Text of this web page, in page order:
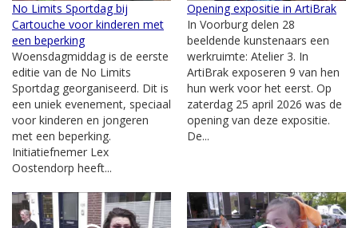
No Limits Sportdag bij
Cartouche voor kinderen met
een beperking
Woensdagmiddag is de eerste
editie van de No Limits
Sportdag georganiseerd. Dit is
een uniek evenement, speciaal
voor kinderen en jongeren
met een beperking.
Initiatiefnemer Lex
Oostendorp heeft...
Opening expositie in ArtiBrak
In Voorburg delen 28
beeldende kunstenaars een
werkruimte: Atelier 3. In
ArtiBrak exposeren 9 van hen
hun werk voor het eerst. Op
zaterdag 25 april 2026 was de
opening van deze expositie.
De...